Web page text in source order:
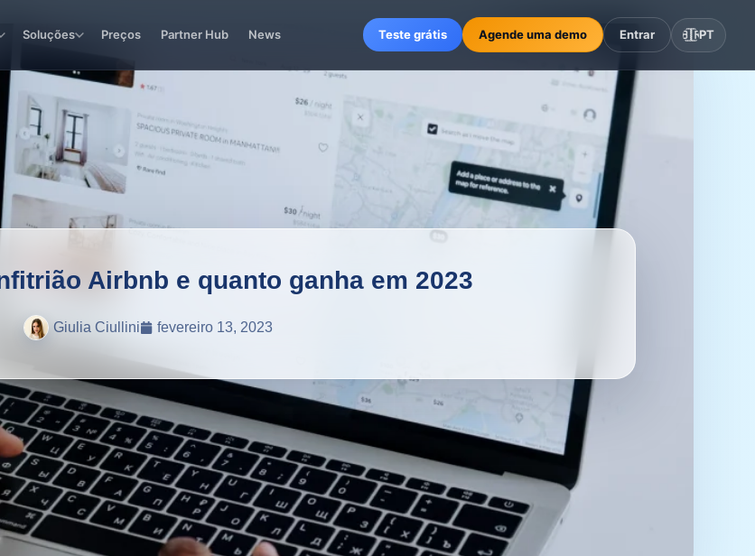
Soluções Preços Partner Hub News Teste grátis Agende uma demo Entrar 🇧🇷PT
Airbnb e quanto ganha em 2023
Giulia Ciullini fevereiro 13, 2023